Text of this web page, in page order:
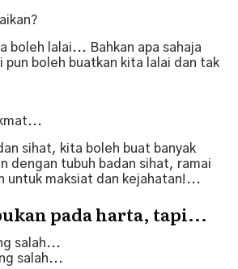
boleh lalai... Bahkan apa sahaja
pun boleh buatkan kita lalai dan tak
sihat, kita boleh buat banyak
dengan tubuh badan sihat, ramai
untuk maksiat dan kejahatan!...
pada harta, tapi...
salah...
salah...